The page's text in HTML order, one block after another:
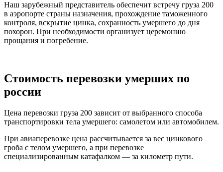
Наш зарубежный представитель обеспечит встречу груза 200
в аэропорте страны назначения, прохождение таможенного
контроля, вскрытие цинка, сохранность умершего до дня
похорон. При необходимости организует церемонию
прощания и погребение.
Стоимость перевозки умерших по
россии
Цена перевозки груза 200 зависит от выбранного способа
транспортировки тела умершего: самолетом или автомобилем.
При авиаперевозке цена рассчитывается за вес цинкового
гроба с телом умершего, а при перевозке
специализированным катафалком — за километр пути.